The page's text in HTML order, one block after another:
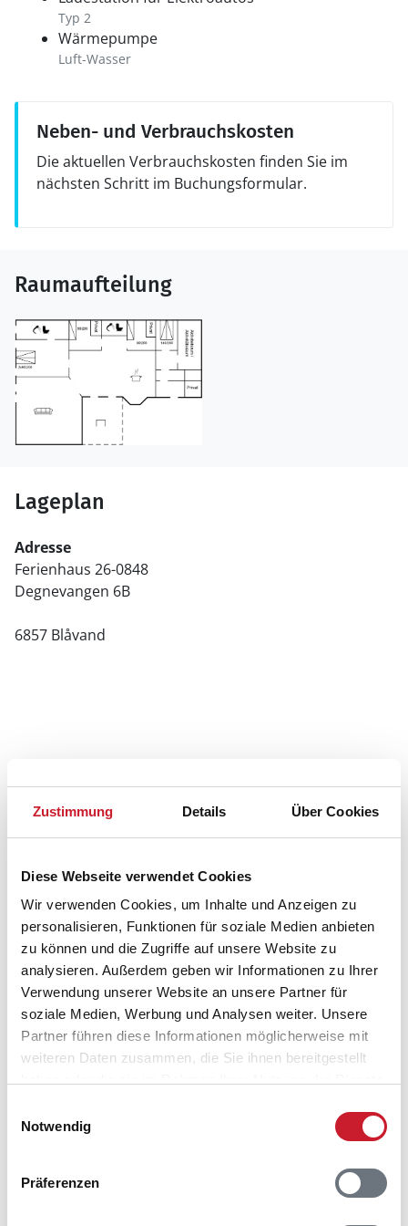
Zustimmung Details Über Cookies
Diese Webseite verwendet Cookies
Wir verwenden Cookies, um Inhalte und Anzeigen zu
personalisieren, Funktionen für soziale Medien anbieten
zu können und die Zugriffe auf unsere Website zu
analysieren. Außerdem geben wir Informationen zu Ihrer
Verwendung unserer Website an unsere Partner für
soziale Medien, Werbung und Analysen weiter. Unsere
Partner führen diese Informationen möglicherweise mit
weiteren Daten zusammen, die Sie ihnen bereitgestellt
Notwendig
Präferenzen
Typ 2
Wärmepumpe
Luft-Wasser
Neben- und Verbrauchskosten
Die aktuellen Verbrauchskosten finden Sie im
nächsten Schritt im Buchungsformular.
Raumaufteilung
Lageplan
Adresse
Ferienhaus 26-0848
Degnevangen 6B
6857 Blåvand
Belegungskalender
Anreisetag im Belegungskalender anklicken
Sie bekommen Verfügbarkeit und Preis angezeigt
Bitte beachten Sie, dass sich bei Änderungen des